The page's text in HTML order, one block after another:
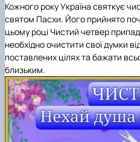
Кожного року Україна святкує
святом Пасхи. Його прийнято
цьому році Чистий четвер
необхідно очистити свої думки
поставлених цілях та бажати
близьким.